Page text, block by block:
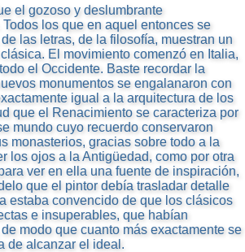
el gozoso y deslumbrante
los que en aquel entonces se
las letras, de la filosofía, muestran un
El movimiento comenzó en Italia,
el Occidente. Baste recordar la
monumentos se engalanaron con
igual a la arquitectura de los
que el Renacimiento se caracteriza por
mundo cuyo recuerdo conservaron
monasterios, gracias sobre todo a la
los ojos a la Antigüedad, como por otra
ver en ella una fuente de inspiración,
que el pintor debía trasladar detalle
estaba convencido de que los clásicos
e insuperables, que habían
modo que cuanto más exactamente se
de alcanzar el ideal.